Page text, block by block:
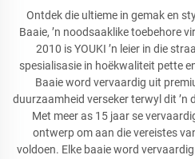
Ontdek die ultieme in gemak en
Baaie, ’n noodsaaklike toebehore
2010 is YOUKI ’n leier in die
spesialisasie in hoëkwaliteit pette
Baaie word vervaardig uit
duurzaamheid verseker terwyl dit ’n
Met meer as 15 jaar se
ontwerp om aan die vereistes
voldoen. Elke baaie word